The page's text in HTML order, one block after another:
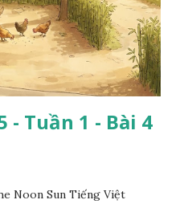
- Tuần 1 - Bài 4
Noon Sun Tiếng Việt